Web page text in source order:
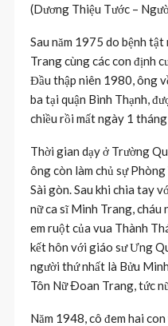
(Dương Thiệu Tước –
Sau năm 1975 do bệnh
Trang cùng các con định
Đầu thập niên 1980, ông
ba tại quận Bình Thạnh,
chiều rồi mất ngày 1
Thời gian dạy ở Trường
ông còn làm chủ sự
Sài gòn. Sau khi chia tay
nữ ca sĩ Minh Trang, cháu
em ruột của vua Thành
kết hôn với giáo sư Ưng
người thứ nhất là Bửu
Tôn Nữ Ðoan Trang, tức
Năm 1948, cô đem hai